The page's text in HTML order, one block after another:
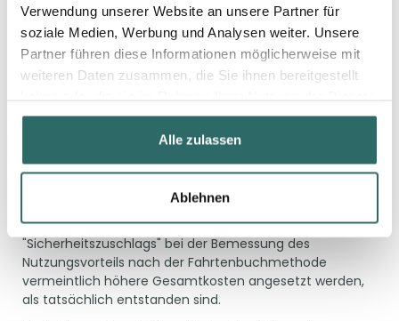
Verwendung unserer Website an unsere Partner für
soziale Medien, Werbung und Analysen weiter. Unsere
Partner führen diese Informationen möglicherweise mit
weiteren Daten zusammen, die Sie ihnen bereitgestellt
gesammelt haben.
Alle zulassen
Ablehnen
anderen, dass die durch Belege nachzuweisenden
Kosten die durch das Kfz insgesamt entstehenden
Aufwendungen umfassen. Erforderlich ist damit zum
einen die vollständige Dokumentation der Fahrtstrecken
mittels Fahrtenbuch und zum anderen die belegmäßige
Ausgehend vom Gesetzeswortlaut ist eine
(Teil-)Schätzung von belegmäßig nicht erfassten
Kosten der überlassenen Fahrzeuge ausgeschlossen.
Das gilt – entgegen der Auffassung der GmbH – selbst
dann, wenn aufgrund der gewählten
Schätzungsgrundlagen oder eines
"Sicherheitszuschlags" bei der Bemessung des
Nutzungsvorteils nach der Fahrtenbuchmethode
vermeintlich höhere Gesamtkosten angesetzt werden,
als tatsächlich entstanden sind.